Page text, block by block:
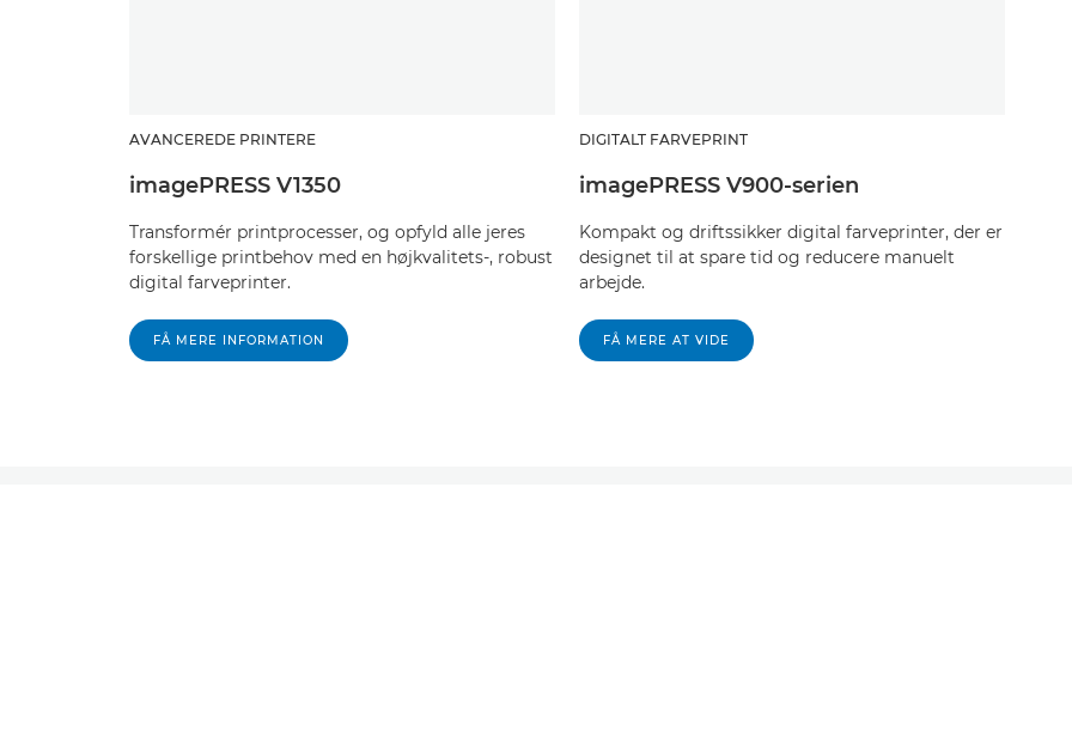
AVANCEREDE PRINTERE
imagePRESS V1350
Transformér printprocesser, og opfyld alle jeres
forskellige printbehov med en højkvalitets-, robust
digital farveprinter.
FÅ MERE INFORMATION
DIGITALT FARVEPRINT
imagePRESS V900-serien
Kompakt og driftssikker digital farveprinter, der er
designet til at spare tid og reducere manuelt
arbejde.
FÅ MERE AT VIDE